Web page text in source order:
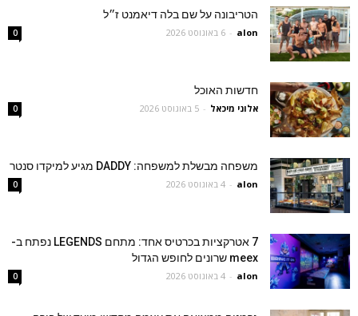
הטריבונה על שם בלה דיאמנט ז״ל
alon
- 6 באוגוסט 2026 0
חדשות האוכל
אלוני מיכאל - 5 באוגוסט 2026 0
משפחה מבשלת למשפחה: DADDY מגיע למיקדו סנטר
alon
- 4 באוגוסט 2026 0
7 אטרקציות בכרטיס אחד: מתחם LEGENDS נפתח ב-
meex שרונים לחופש הגדול
alon
- 4 באוגוסט 2026 0